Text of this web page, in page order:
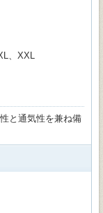
、XXL
と通気性を兼ね備